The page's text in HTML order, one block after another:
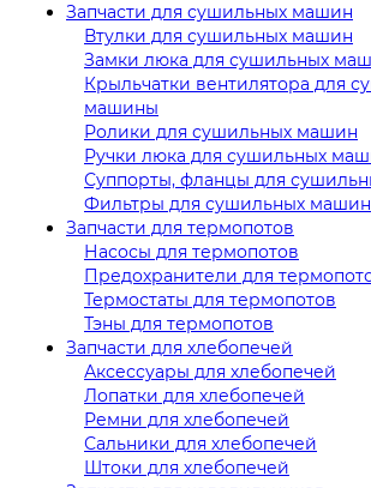
Запчасти для сушильных машин
Втулки для сушильных машин
Замки люка для сушильных
Крыльчатки вентилятора для
машины
Ролики для сушильных машин
Ручки люка для сушильных
Суппорты, фланцы для
Фильтры для сушильных машин
Запчасти для термопотов
Насосы для термопотов
Предохранители для
Термостаты для термопотов
Тэны для термопотов
Запчасти для хлебопечей
Аксессуары для хлебопечей
Лопатки для хлебопечей
Ремни для хлебопечей
Сальники для хлебопечей
Штоки для хлебопечей